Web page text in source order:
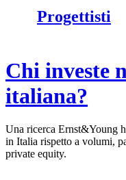
Progettisti
Chi investe
italiana?
Una ricerca Ernst&Young
in Italia rispetto a volumi,
private equity.